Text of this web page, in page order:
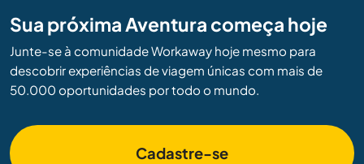
Sua próxima Aventura começa hoje
Junte-se à comunidade Workaway hoje mesmo para
descobrir experiências de viagem únicas com mais de
50.000 oportunidades por todo o mundo.
Cadastre-se